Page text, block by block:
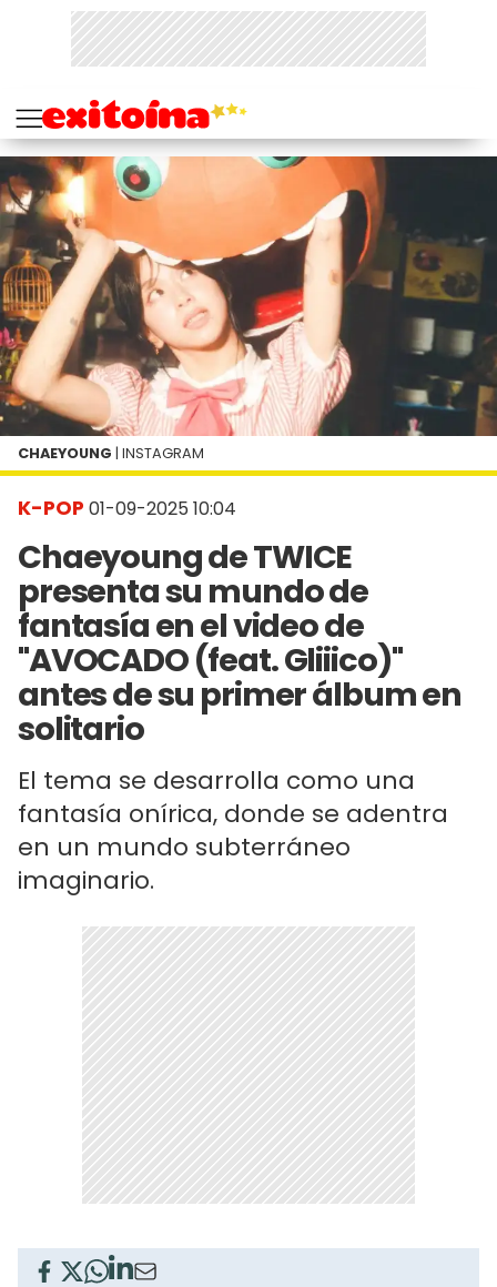
K-POP 01-09-2025 10:04
Chaeyoung de TWICE
presenta su mundo de
fantasía en el video de
"AVOCADO (feat. Gliiico)"
antes de su primer álbum en
solitario
El tema se desarrolla como una
fantasía onírica, donde se adentra
en un mundo subterráneo
imaginario.
CHAEYOUNG | INSTAGRAM